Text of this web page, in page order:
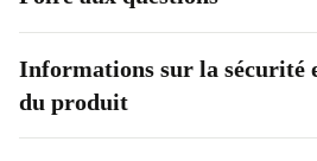
Informations sur la sécurité
du produit